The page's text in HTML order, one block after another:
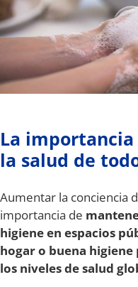
La
la salud de
Aumentar la conciencia
importancia de
higiene en espacios
hogar o buena higiene
los niveles de salud